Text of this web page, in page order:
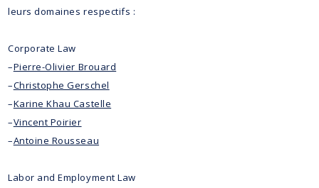
leurs domaines respectifs :
Corporate Law
–Pierre-Olivier Brouard
–Christophe Gerschel
–Karine Khau Castelle
–Vincent Poirier
–Antoine Rousseau
Labor and Employment Law